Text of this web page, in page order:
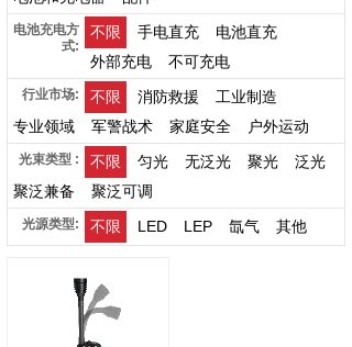
电池充电方
式:
不限 手电直充
电池直充
外部充电
不可充电
行业市场: 不限 消防救援
工业制造
专业领域
军警战术 家庭安全 户外运动
光束类型 : 不限 匀光 无泛光 聚光
泛光
聚泛兼备
聚泛可调
光源类型: 不限 LED LEP 氙气 其他